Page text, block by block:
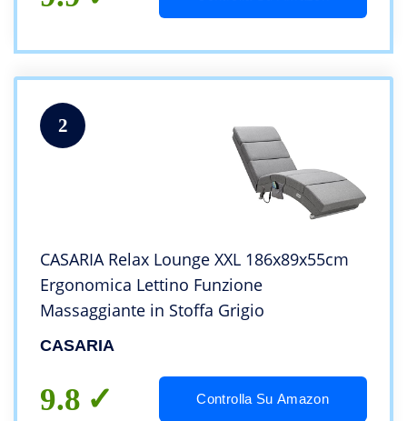
2
CASARIA Relax Lounge XXL 186x89x55cm
Ergonomica Lettino Funzione
Massaggiante in Stoffa Grigio
CASARIA
9.8 Controlla Su Amazon